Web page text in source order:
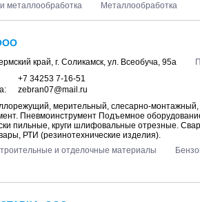
металлообработка
Металлообработка
край, г. Соликамск, ул. Всеобуча, 95а
+7 34253 7-16-51
zebran07@mail.ru
мерительный, слесарно-
Пневмоинструмент Подъемное
пильные, круги шлифовальные отрезные.
РТИ (резинотехнические изделия).
и отделочные материалы